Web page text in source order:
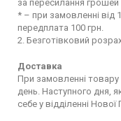
за пересилання
* – при замовленні від
передплата 100 грн.
2. Безготівковий
Доставка
При замовленні
день. Наступного дня,
себе у відділенні Нової